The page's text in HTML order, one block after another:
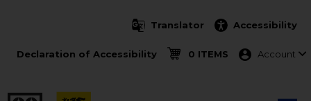
Translator Accessibility
Declaration of Accessibility 0 ITEMS Menu
Account